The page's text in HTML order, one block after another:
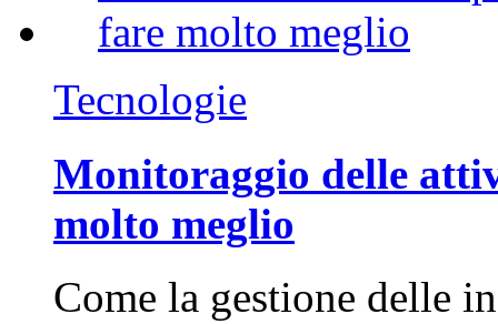
Tecnologie
Monitoraggio delle
molto meglio
Come la gestione delle